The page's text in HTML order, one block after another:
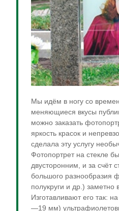
Мы идём в ногу со
меняющиеся вкусы
можно заказать
яркость красок и
сделала эту услугу
Фотопортрет на стекле
двусторонним, и за счёт
большого разнообразия
полукруги и др.)
Изготавливают его так:
—19 мм)